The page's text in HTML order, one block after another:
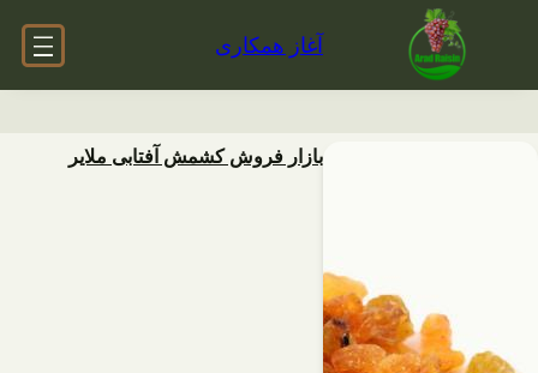
آغاز همکاری
بازار فروش کشمش آفتابی ملایر